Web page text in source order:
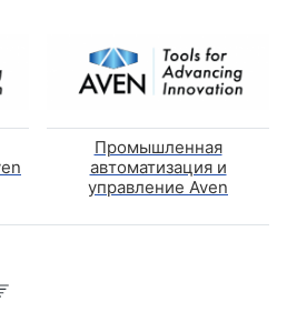
Промышленная
автоматизация и
управление Aven